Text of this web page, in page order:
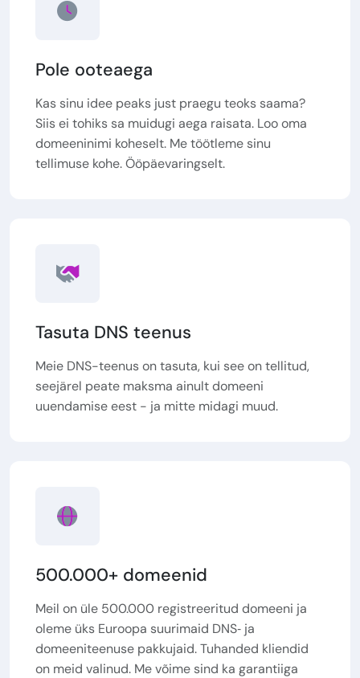
Pole ooteaega
Kas sinu idee peaks just praegu teoks saama?
Siis ei tohiks sa muidugi aega raisata. Loo oma
domeeninimi koheselt. Me töötleme sinu
tellimuse kohe. Ööpäevaringselt.
Tasuta DNS teenus
Meie DNS-teenus on tasuta, kui see on tellitud,
seejärel peate maksma ainult domeeni
uuendamise eest - ja mitte midagi muud.
500.000+ domeenid
Meil on üle 500.000 registreeritud domeeni ja
oleme üks Euroopa suurimaid DNS‑ ja
domeeniteenuse pakkujaid. Tuhanded kliendid
on meid valinud. Me võime sind ka garantiiga